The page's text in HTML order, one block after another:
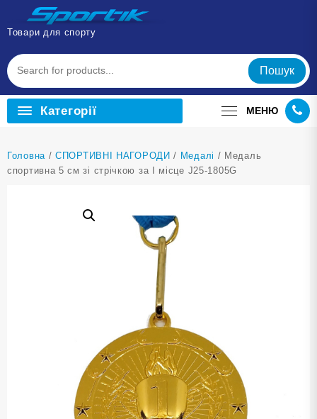
Перейти
вмісту
Товари для спорту
Пошук
Категорії МЕНЮ
Головна /СПОРТИВНІ НАГОРОДИ / Медалі / Медаль
спортивна 5 см зі стрічкою за І місце J25-1805G